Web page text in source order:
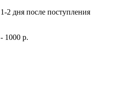
2 дня после поступления
1000 р.